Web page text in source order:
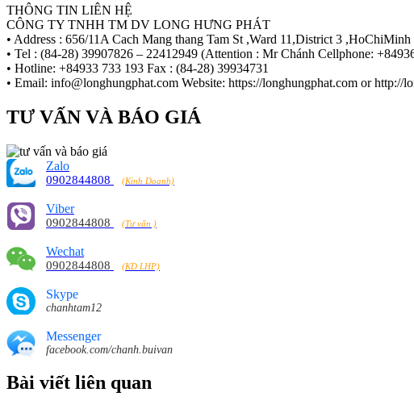
THÔNG TIN LIÊN HỆ
CÔNG TY TNHH TM DV LONG HƯNG PHÁT
• Address : 656/11A Cach Mang thang Tam St ,Ward 11,District 3 ,HoChiMinh
• Tel : (84-28) 39907826 – 22412949 (Attention : Mr Chánh Cellphone:
• Hotline: +84933 733 193 Fax : (84-28) 39934731
• Email: info@longhungphat.com Website: https://longhungphat.com or http://
TƯ VẤN VÀ BÁO GIÁ
Zalo
0902844808 (Kinh Doanh)
Viber
0902844808 (Tư vấn )
Wechat
0902844808 (KD LHP)
Skype
chanhtam12
Messenger
facebook.com/chanh.buivan
Bài viết liên quan